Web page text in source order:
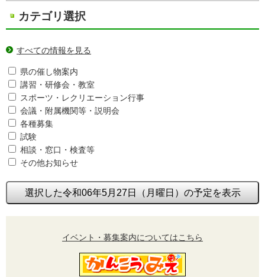
カテゴリ選択
すべての情報を見る
県の催し物案内
講習・研修会・教室
スポーツ・レクリエーション行事
会議・附属機関等・説明会
各種募集
試験
相談・窓口・検査等
その他お知らせ
選択した令和06年5月27日（月曜日）の予定を表示
イベント・募集案内についてはこちら